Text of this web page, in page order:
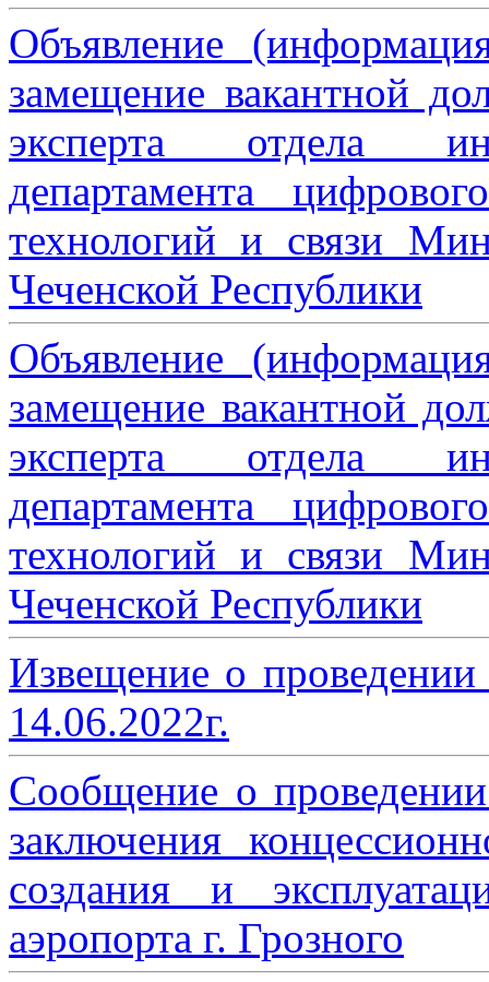
Объявление
замещение вакантной
эксперта отдела
департамента
технологий и связи
Чеченской Республики
Объявление
замещение вакантной
эксперта отдела
департамента
технологий и связи
Чеченской Республики
Извещение о
14.06.2022г.
Сообщение о
заключения
создания и
аэропорта г. Грозного